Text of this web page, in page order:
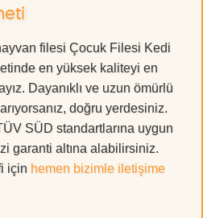
filesi Çocuk Filesi Kedi
en yüksek kaliteyi en
Dayanıklı ve uzun ömürlü
doğru yerdesiniz.
SÜD standartlarına uygun
garanti altına alabilirsiniz.
için hemen bizimle iletişime